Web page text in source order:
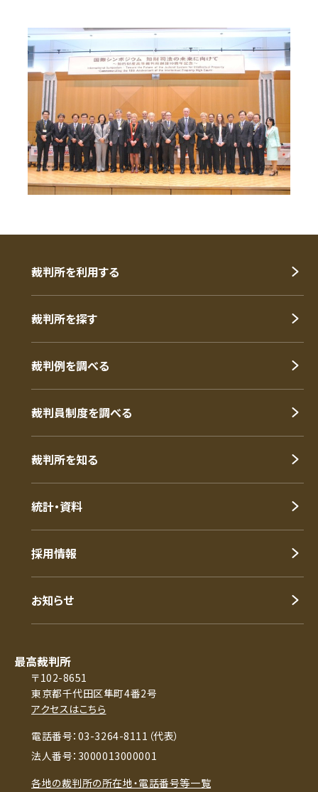
裁判所を利用する
裁判所を探す
裁判例を調べる
裁判員制度を調べる
裁判所を知る
統計・資料
採用情報
お知らせ
最高裁判所
〒102-8651
東京都千代田区隼町4番2号
アクセスはこちら
電話番号：03-3264-8111（代表）
法人番号：3000013000001
各地の裁判所の所在地・電話番号等一覧